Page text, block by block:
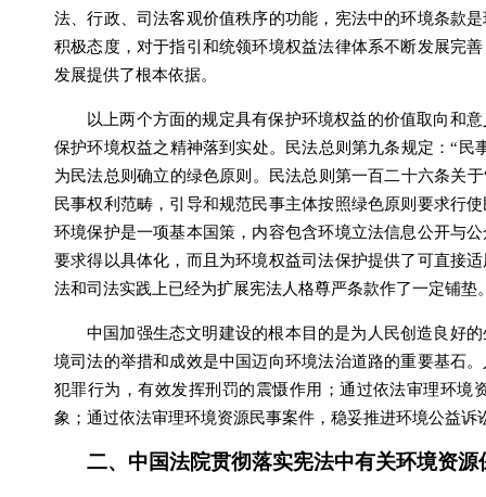
法、行政、司法客观价值秩序的功能，宪法中的环境条款
积极态度，对于指引和统领环境权益法律体系不断发展完
发展提供了根本依据。
以上两个方面的规定具有保护环境权益的价值取向和
保护环境权益之精神落到实处。民法总则第九条规定：“
为民法总则确立的绿色原则。民法总则第一百二十六条关
民事权利范畴，引导和规范民事主体按照绿色原则要求行
环境保护是一项基本国策，内容包含环境立法信息公开与
要求得以具体化，而且为环境权益司法保护提供了可直接
法和司法实践上已经为扩展宪法人格尊严条款作了一定铺垫
中国加强生态文明建设的根本目的是为人民创造良好
境司法的举措和成效是中国迈向环境法治道路的重要基石
犯罪行为，有效发挥刑罚的震慑作用；通过依法审理环
象；通过依法审理环境资源民事案件，稳妥推进环境公益
二、中国法院贯彻落实宪法中有关环境资